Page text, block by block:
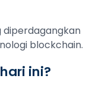
diperdagangkan
blockchain.
ini?